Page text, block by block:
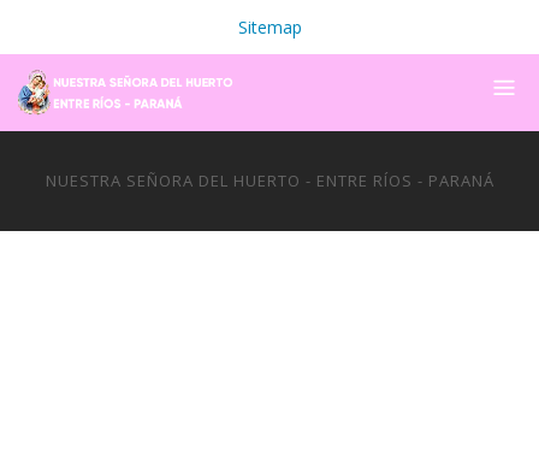
Sitemap
NUESTRA SEÑORA DEL HUERTO - ENTRE RÍOS - PARANÁ